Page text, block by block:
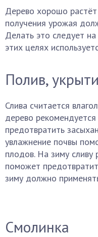
Дерево хорошо
получения урожая
Делать это следует
этих целях
Полив,
Слива считается
дерево
предотвратить
увлажнение почвы
плодов. На зиму сливу
поможет
зиму должно
Смолинка